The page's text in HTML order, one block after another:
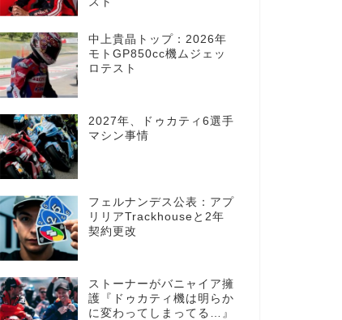
中上貴晶トップ：2026年
モトGP850cc機ムジェッ
ロテスト
2027年、ドゥカティ6選手
マシン事情
フェルナンデス公表：アプ
リリアTrackhouseと2年
契約更改
ストーナーがバニャイア擁
護『ドゥカティ機は明らか
に変わってしまってる…』